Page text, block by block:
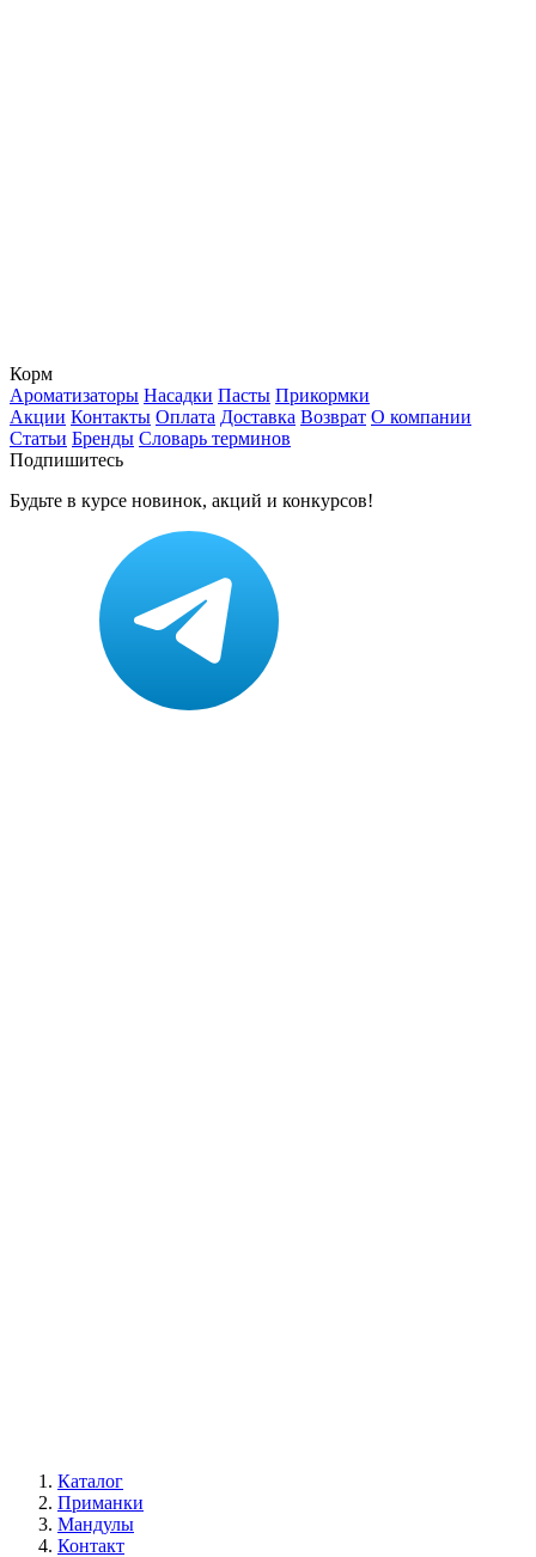
Корм
Ароматизаторы Насадки Пасты Прикормки
Акции Контакты Оплата Доставка Возврат О компании
Статьи Бренды Словарь терминов
Подпишитесь
Будьте в курсе новинок, акций и конкурсов!
Каталог
Приманки
Мандулы
Контакт